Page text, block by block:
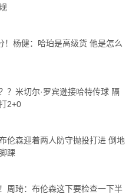
！杨健：哈珀是高级货 他是怎么
？米切尔·罗宾逊接哈特传球 隔
2+0
伦森迎着两人防守抛投打进 倒地
踝
周琦：布伦森这下要检查一下半